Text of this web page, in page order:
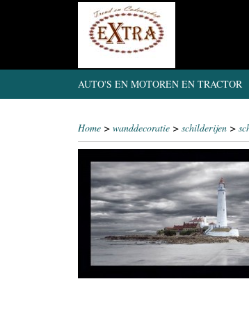
AUTO'S EN MOTOREN EN TRACTOR
Home > wanddecoratie > schilderijen >